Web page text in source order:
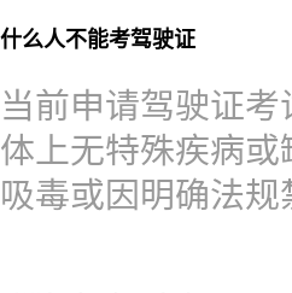
什么人不能考驾驶证
当前申请驾驶证
体上无特殊疾病
吸毒或因明确法